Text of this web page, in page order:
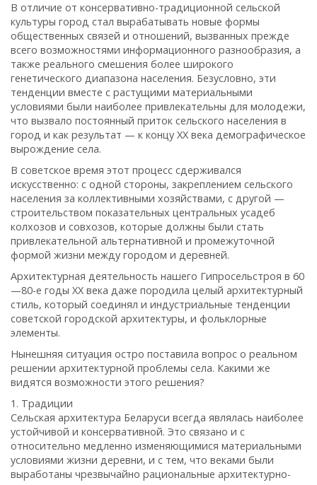
В отличие от консервативно-традиционной сельской
культуры город стал вырабатывать новые формы
общественных связей и отношений, вызванных прежде
всего возможностями информационного разнообразия, а
также реального смешения более широкого
генетического диапазона населения. Безусловно, эти
тенденции вместе с растущими материальными
условиями были наиболее привлекательны для молодежи,
что вызвало постоянный приток сельского населения в
город и как результат — к концу ХХ века демографическое
вырождение села.
В советское время этот процесс сдерживался
искусственно: с одной стороны, закреплением сельского
населения за коллективными хозяйствами, с другой —
строительством показательных центральных усадеб
колхозов и совхозов, которые должны были стать
привлекательной альтернативной и промежуточной
формой жизни между городом и деревней.
Архитектурная деятельность нашего Гипросельстроя в 60
—80-е годы ХХ века даже породила целый архитектурный
стиль, который соединял и индустриальные тенденции
советской городской архитектуры, и фольклорные
элементы.
Нынешняя ситуация остро поставила вопрос о реальном
решении архитектурной проблемы села. Какими же
видятся возможности этого решения?
1. Традиции
Сельская архитектура Беларуси всегда являлась наиболее
устойчивой и консервативной. Это связано и с
относительно медленно изменяющимися материальными
условиями жизни деревни, и с тем, что веками были
выработаны чрезвычайно рациональные архитектурно-